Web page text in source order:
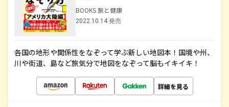
BOOKS 旅と健康
2022.10.14 発売
各国の地形や関係性をなぞって学ぶ新しい地図本！国境や州、
川や街道、島など旅気分で地図をなぞって脳もイキイキ！
詳細を見る